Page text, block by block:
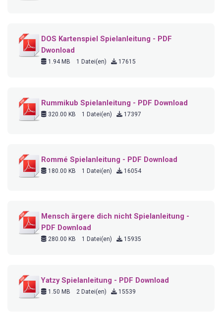
DOS Kartenspiel Spielanleitung - PDF
Dwonload
1.94 MB 1 Datei(en) 17615
Rummikub Spielanleitung - PDF Download
320.00 KB 1 Datei(en) 17397
Rommé Spielanleitung - PDF Download
180.00 KB 1 Datei(en) 16054
Mensch ärgere dich nicht Spielanleitung -
PDF Download
280.00 KB 1 Datei(en) 15935
Yatzy Spielanleitung - PDF Download
1.50 MB 2 Datei(en) 15539